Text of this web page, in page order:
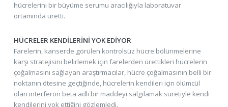
hücrelerini bir büyüme serumu aracılığıyla laboratuvar
ortamında üretti.
HÜCRELER KENDİLERİNİ YOK EDİYOR
Farelerin, kanserde görülen kontrolsüz hücre bölünmelerine
karşı stratejisini belirlemek için farelerden ürettikleri hücrelerin
çoğalmasını sağlayan araştırmacılar, hücre çoğalmasının belli bir
noktanın ötesine geçtiğinde, hücrelerin kendileri için ölümcül
olan interferon beta adlı bir maddeyi salgılamak suretiyle kendi
kendilerini yok ettiğini gözlemledi.